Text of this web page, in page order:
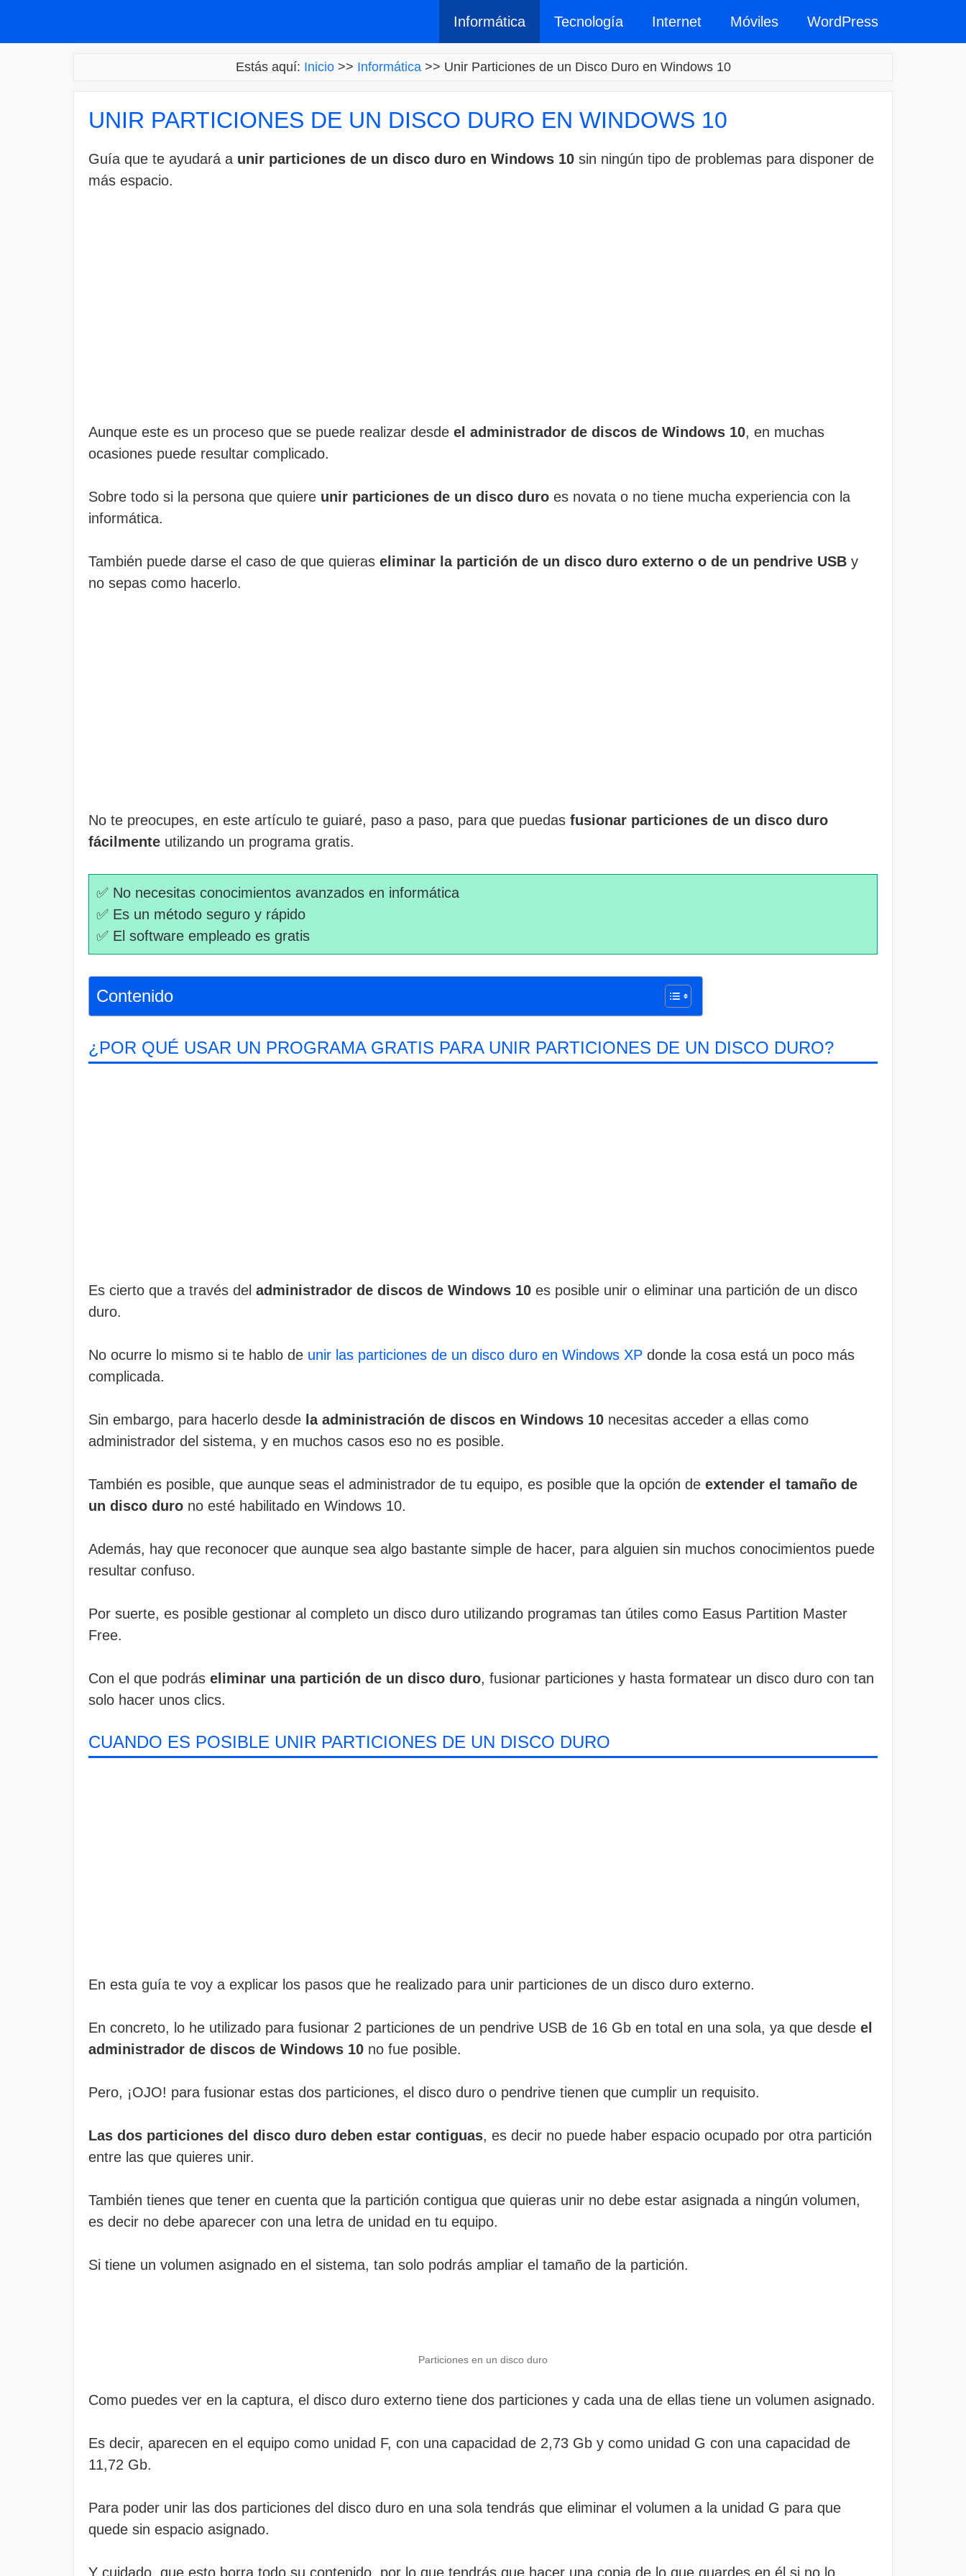
Informática Tecnología Internet Móviles WordPress
Estás aquí: Inicio>> Informática>> Unir Particiones de un Disco Duro en Windows 10
UNIR PARTICIONES DE UN DISCO DURO EN WINDOWS 10
Guía que te ayudará a unir particiones de un disco duro en Windows 10 sin ningún tipo de problemas para disponer de
más espacio.
Aunque este es un proceso que se puede realizar desde el administrador de discos de Windows 10, en muchas
ocasiones puede resultar complicado.
Sobre todo si la persona que quiere unir particiones de un disco duro es novata o no tiene mucha experiencia con la
informática.
También puede darse el caso de que quieras eliminar la partición de un disco duro externo o de un pendrive USB y
no sepas como hacerlo.
No te preocupes, en este artículo te guiaré, paso a paso, para que puedas fusionar particiones de un disco duro
fácilmente utilizando un programa gratis.
✅ No necesitas conocimientos avanzados en informática
✅ Es un método seguro y rápido
✅ El software empleado es gratis
Contenido
¿POR QUÉ USAR UN PROGRAMA GRATIS PARA UNIR PARTICIONES DE UN DISCO DURO?
Es cierto que a través del administrador de discos de Windows 10 es posible unir o eliminar una partición de un disco
duro.
No ocurre lo mismo si te hablo de unir las particiones de un disco duro en Windows XP donde la cosa está un poco más
complicada.
Sin embargo, para hacerlo desde la administración de discos en Windows 10 necesitas acceder a ellas como
administrador del sistema, y en muchos casos eso no es posible.
También es posible, que aunque seas el administrador de tu equipo, es posible que la opción de extender el tamaño de
un disco duro no esté habilitado en Windows 10.
Además, hay que reconocer que aunque sea algo bastante simple de hacer, para alguien sin muchos conocimientos puede
resultar confuso.
Por suerte, es posible gestionar al completo un disco duro utilizando programas tan útiles como Easus Partition Master
Free.
Con el que podrás eliminar una partición de un disco duro, fusionar particiones y hasta formatear un disco duro con tan
solo hacer unos clics.
CUANDO ES POSIBLE UNIR PARTICIONES DE UN DISCO DURO
En esta guía te voy a explicar los pasos que he realizado para unir particiones de un disco duro externo.
En concreto, lo he utilizado para fusionar 2 particiones de un pendrive USB de 16 Gb en total en una sola, ya que desde el
administrador de discos de Windows 10 no fue posible.
Pero, ¡OJO! para fusionar estas dos particiones, el disco duro o pendrive tienen que cumplir un requisito.
Las dos particiones del disco duro deben estar contiguas, es decir no puede haber espacio ocupado por otra partición
entre las que quieres unir.
También tienes que tener en cuenta que la partición contigua que quieras unir no debe estar asignada a ningún volumen,
es decir no debe aparecer con una letra de unidad en tu equipo.
Si tiene un volumen asignado en el sistema, tan solo podrás ampliar el tamaño de la partición.
Particiones en un disco duro
Como puedes ver en la captura, el disco duro externo tiene dos particiones y cada una de ellas tiene un volumen asignado.
Es decir, aparecen en el equipo como unidad F, con una capacidad de 2,73 Gb y como unidad G con una capacidad de
11,72 Gb.
Para poder unir las dos particiones del disco duro en una sola tendrás que eliminar el volumen a la unidad G para que
quede sin espacio asignado.
Y cuidado, que esto borra todo su contenido, por lo que tendrás que hacer una copia de lo que guardes en él si no lo